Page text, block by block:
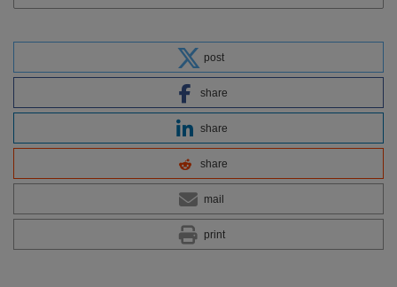
post
share
share
share
mail
print